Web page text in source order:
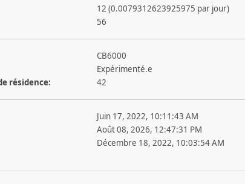
12 (0.0079312623925975 par jour)
56
CB6000
Expérimenté.e
résidence:
42
Juin 17, 2022, 10:11:43 AM
Août 08, 2026, 12:47:31 PM
Décembre 18, 2022, 10:03:54 AM